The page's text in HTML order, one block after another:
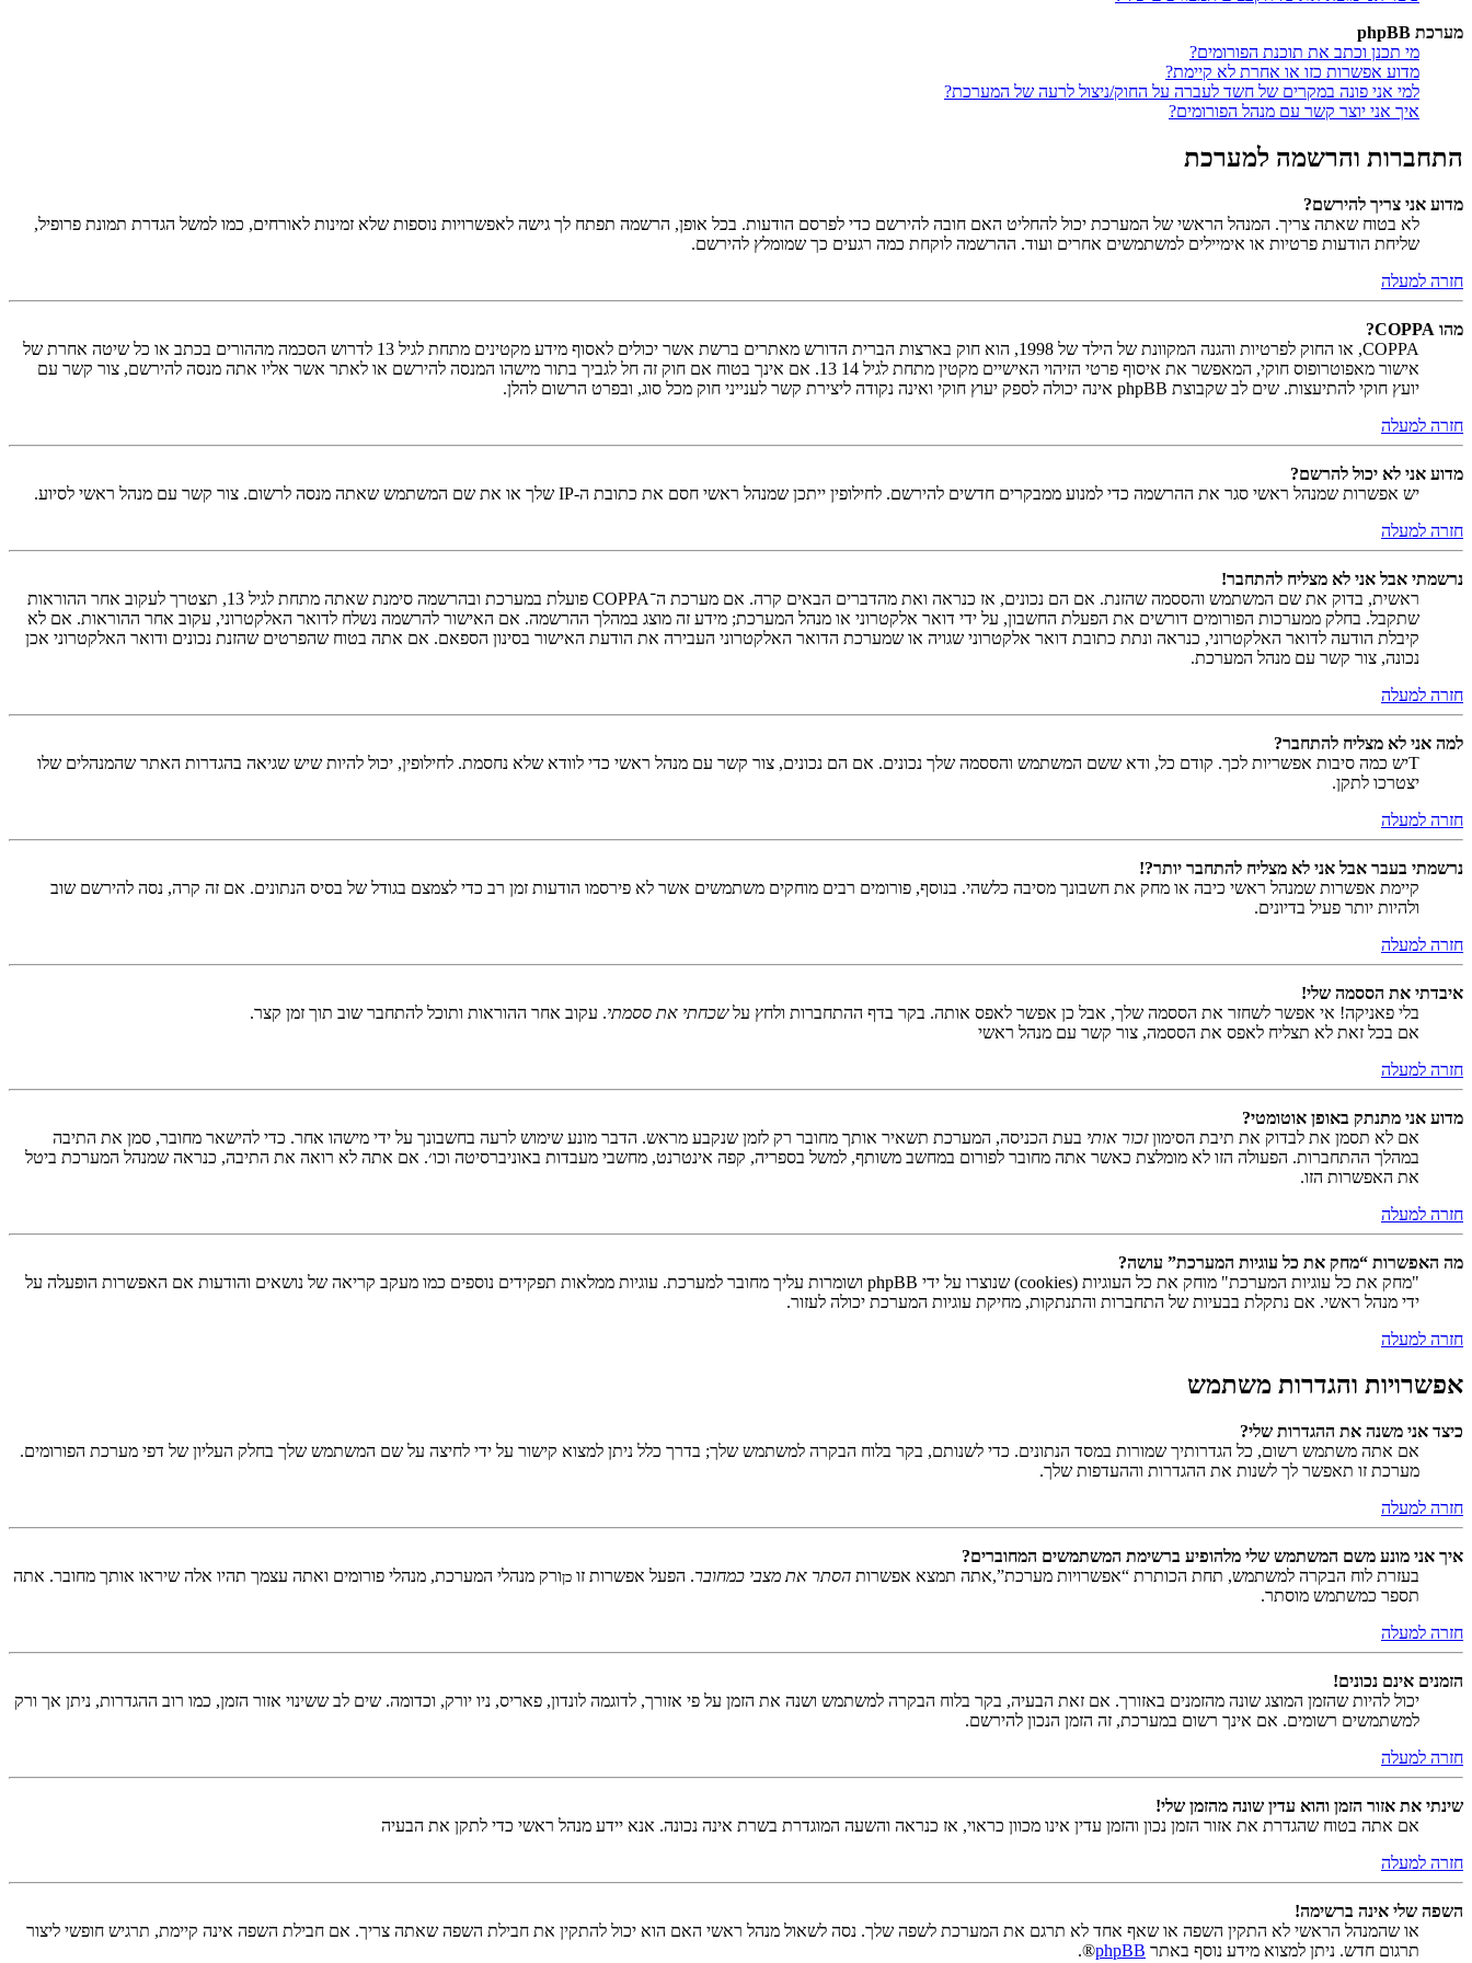
מערכת phpBB
מי תכנן וכתב את תוכנת הפורומים?
מדוע אפשרות כזו או אחרת לא קיימת?
למי אני פונה במקרים של חשד לעברה על החוק/ניצול לרעה של המערכת?
איך אני יוצר קשר עם מנהל הפורומים?
התחברות והרשמה למערכת
מדוע אני צריך להירשם?
לא בטוח שאתה צריך. המנהל הראשי של המערכת יכול להחליט האם חובה להירשם כדי לפרסם הודעות. בכל אופן, הרשמה תפתח לך גישה לאפשרויות נוספות שלא זמינות לאורחים, כמו למשל הגדרת תמונת פרופיל,
שליחת הודעות פרטיות או אימיילים למשתמשים אחרים ועוד. ההרשמה לוקחת כמה רגעים כך שמומלץ להירשם.
חזרה למעלה
מהו COPPA?
COPPA, או החוק לפרטיות והגנה המקוונת של הילד של 1998, הוא חוק בארצות הברית הדורש מאתרים ברשת אשר יכולים לאסוף מידע מקטינים מתחת לגיל 13 לדרוש הסכמה מההורים בכתב או כל שיטה אחרת של
אישור מאפוטרופוס חוקי, המאפשר את איסוף פרטי הזיהוי האישיים מקטין מתחת לגיל 14 13. אם אינך בטוח אם חוק זה חל לגביך בתור מישהו המנסה להירשם או לאתר אשר אליו אתה מנסה להירשם, צור קשר עם
יועץ חוקי להתיעצות. שים לב שקבוצת phpBB אינה יכולה לספק יעוץ חוקי ואינה נקודה ליצירת קשר לענייני חוק מכל סוג, ובפרט הרשום להלן.
חזרה למעלה
מדוע אני לא יכול להרשם?
יש אפשרות שמנהל ראשי סגר את ההרשמה כדי למנוע ממבקרים חדשים להירשם. לחילופין ייתכן שמנהל ראשי חסם את כתובת ה-IP שלך או את שם המשתמש שאתה מנסה לרשום. צור קשר עם מנהל ראשי לסיוע.
חזרה למעלה
נרשמתי אבל אני לא מצליח להתחבר!
ראשית, בדוק את שם המשתמש והססמה שהזנת. אם הם נכונים, אז כנראה ואת מהדברים הבאים קרה. אם מערכת ה־COPPA פועלת במערכת ובהרשמה סימנת שאתה מתחת לגיל 13, תצטרך לעקוב אחר ההוראות
שתקבל. בחלק ממערכות הפורומים דורשים את הפעלת החשבון, על ידי דואר אלקטרוני או מנהל המערכת; מידע זה מוצג במהלך ההרשמה. אם האישור להרשמה נשלח לדואר האלקטרוני, עקוב אחר ההוראות. אם לא
קיבלת הודעה לדואר האלקטרוני, כנראה ונתת כתובת דואר אלקטרוני שגויה או שמערכת הדואר האלקטרוני העבירה את הודעת האישור בסינון הספאם. אם אתה בטוח שהפרטים שהזנת נכונים ודואר האלקטרוני אכן
נכונה, צור קשר עם מנהל המערכת.
חזרה למעלה
למה אני לא מצליח להתחבר?
Tיש כמה סיבות אפשריות לכך. קודם כל, ודא ששם המשתמש והססמה שלך נכונים. אם הם נכונים, צור קשר עם מנהל ראשי כדי לוודא שלא נחסמת. לחילופין, יכול להיות שיש שגיאה בהגדרות האתר שהמנהלים שלו
יצטרכו לתקן.
חזרה למעלה
נרשמתי בעבר אבל אני לא מצליח להתחבר יותר?!
קיימת אפשרות שמנהל ראשי כיבה או מחק את חשבונך מסיבה כלשהי. בנוסף, פורומים רבים מוחקים משתמשים אשר לא פירסמו הודעות זמן רב כדי לצמצם בגודל של בסיס הנתונים. אם זה קרה, נסה להירשם שוב
ולהיות יותר פעיל בדיונים.
חזרה למעלה
איבדתי את הססמה שלי!
בלי פאניקה! אי אפשר לשחזר את הססמה שלך, אבל כן אפשר לאפס אותה. בקר בדף ההתחברות ולחץ עלשכחתי את ססמתי. עקוב אחר ההוראות ותוכל להתחבר שוב תוך זמן קצר.
אם בכל זאת לא תצליח לאפס את הססמה, צור קשר עם מנהל ראשי
חזרה למעלה
מדוע אני מתנתק באופן אוטומטי?
אם לא תסמן את לבדוק את תיבת הסימוןזכור אותי בעת הכניסה, המערכת תשאיר אותך מחובר רק לזמן שנקבע מראש. הדבר מונע שימוש לרעה בחשבונך על ידי מישהו אחר. כדי להישאר מחובר, סמן את התיבה
במהלך ההתחברות. הפעולה הזו לא מומלצת כאשר אתה מחובר לפורום במחשב משותף, למשל בספריה, קפה אינטרנט, מחשבי מעבדות באוניברסיטה וכו׳. אם אתה לא רואה את התיבה, כנראה שמנהל המערכת ביטל
את האפשרות הזו.
חזרה למעלה
מה האפשרות “מחק את כל עוגיות המערכת” עושה?
"מחק את כל עוגיות המערכת" מוחק את כל העוגיות (cookies) שנוצרו על ידי phpBB ושומרות עליך מחובר למערכת. עוגיות ממלאות תפקידים נוספים כמו מעקב קריאה של נושאים והודעות אם האפשרות הופעלה על
ידי מנהל ראשי. אם נתקלת בבעיות של התחברות והתנתקות, מחיקת עוגיות המערכת יכולה לעזור.
חזרה למעלה
אפשרויות והגדרות משתמש
כיצד אני משנה את ההגדרות שלי?
אם אתה משתמש רשום, כל הגדרותיך שמורות במסד הנתונים. כדי לשנותם, בקר בלוח הבקרה למשתמש שלך; בדרך כלל ניתן למצוא קישור על ידי לחיצה על שם המשתמש שלך בחלק העליון של דפי מערכת הפורומים.
מערכת זו תאפשר לך לשנות את ההגדרות וההעדפות שלך.
חזרה למעלה
איך אני מונע משם המשתמש שלי מלהופיע ברשימת המשתמשים המחוברים?
בעזרת לוח הבקרה למשתמש, תחת הכותרת “אפשרויות מערכת”,אתה תמצא אפשרות הסתר את מצבי כמחובר. הפעל אפשרות זו כןורק מנהלי המערכת, מנהלי פורומים ואתה עצמך תהיו אלה שיראו אותך מחובר. אתה
תספר כמשתמש מוסתר.
חזרה למעלה
הזמנים אינם נכונים!
יכול להיות שהזמן המוצג שונה מהזמנים באזורך. אם זאת הבעיה, בקר בלוח הבקרה למשתמש ושנה את הזמן על פי אזורך, לדוגמה לונדון, פאריס, ניו יורק, וכדומה. שים לב ששינוי אזור הזמן, כמו רוב ההגדרות, ניתן אך ורק
למשתמשים רשומים. אם אינך רשום במערכת, זה הזמן הנכון להירשם.
חזרה למעלה
שינתי את אזור הזמן והוא עדין שונה מהזמן שלי!
אם אתה בטוח שהגדרת את אזור הזמן נכון והזמן עדין אינו מכוון כראוי, אז כנראה והשעה המוגדרת בשרת אינה נכונה. אנא יידע מנהל ראשי כדי לתקן את הבעיה
חזרה למעלה
השפה שלי אינה ברשימה!
או שהמנהל הראשי לא התקין השפה או שאף אחד לא תרגם את המערכת לשפה שלך. נסה לשאול מנהל ראשי האם הוא יכול להתקין את חבילת השפה שאתה צריך. אם חבילת השפה אינה קיימת, תרגיש חופשי ליצור
תרגום חדש. ניתן למצוא מידע נוסף באתר phpBB
®.